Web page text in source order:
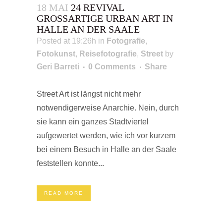
18 MAI 24 REVIVAL
GROSSARTIGE URBAN ART IN H
ALLE AN DER SAALE
Posted at 19:26h in Fotografie,
Fotokunst, Reisefotografie, Street by
Geri Barreti
0 Comments Share
Street Art ist längst nicht mehr
notwendigerweise Anarchie. Nein, durch
sie kann ein ganzes Stadtviertel
aufgewertet werden, wie ich vor kurzem
bei einem Besuch in Halle an der Saale
feststellen konnte...
READ MORE